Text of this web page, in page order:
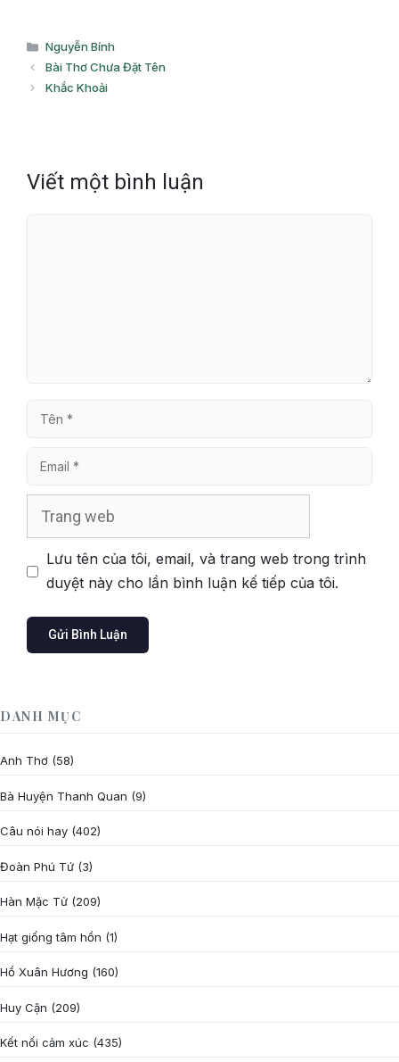
Danh
mục
Nguyễn Bính
Bài Thơ Chưa Đặt Tên
Khắc Khoải
Viết một bình luận
Tên
Email
Lưu tên của tôi, email, và trang web trong trình
duyệt này cho lần bình luận kế tiếp của tôi.
DANH MỤC
Anh Thơ (58)
Bà Huyện Thanh Quan (9)
Câu nói hay (402)
Đoàn Phú Tứ (3)
Hàn Mặc Tử (209)
Hạt giống tâm hồn (1)
Hồ Xuân Hương (160)
Huy Cận (209)
Kết nối cảm xúc (435)